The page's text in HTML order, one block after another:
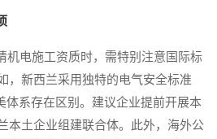
电施工资质时，需特别注意国际标
，新西兰采用独特的电气安全标准
体系存在区别。建议企业提前开展本
本土企业组建联合体。此外，海外公